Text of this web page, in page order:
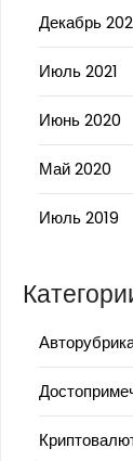
Декабрь
Июль 2021
Июнь 2020
Май 2020
Июль 2019